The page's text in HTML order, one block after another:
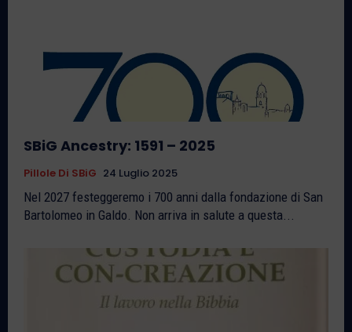
SBiG Ancestry: 1591 – 2025
Pillole Di SBiG 24 Luglio 2025
Nel 2027 festeggeremo i 700 anni dalla fondazione di San
Bartolomeo in Galdo. Non arriva in salute a questa...